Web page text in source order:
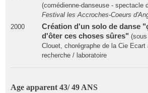
(comédienne-danseuse - spectacle
Festival les Accroches-Coeurs
2000
Création d'un solo de danse
d'ôter ces choses sûres"
Clouet, chorégraphe de la Cie
recherche / laboratoire
Age apparent 43/ 49 ANS